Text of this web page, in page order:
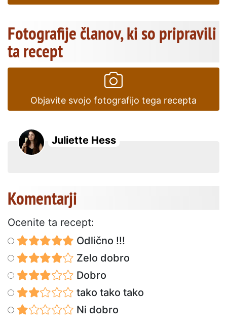
Fotografije članov, ki so pripravili
ta recept
Objavite svojo fotografijo tega recepta
Juliette Hess
Komentarji
Ocenite ta recept:
Odlično !!!
Zelo dobro
Dobro
tako tako tako
Ni dobro